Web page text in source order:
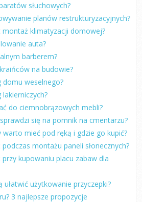
słuchowych?
planów restrukturyzacyjnych?
montaż klimatyzacji domowej?
auta?
barberem?
na budowie?
domu weselnego?
lakierniczych?
do ciemnobrązowych mebli?
się na pomnik na cmentarzu?
warto mieć pod ręką i gdzie go kupić?
podczas montażu paneli słonecznych?
przy kupowaniu placu zabaw dla
ułatwić użytkowanie przyczepki?
3 najlepsze propozycje